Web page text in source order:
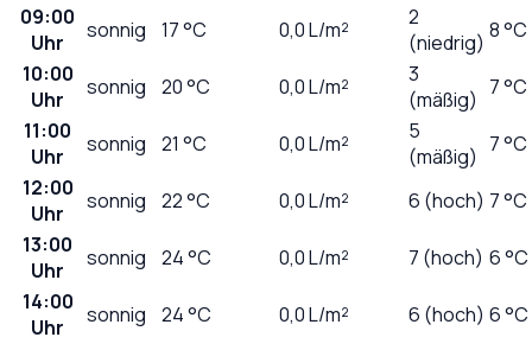
09:00
Uhr
sonnig 17°C 0,0L/m²
2
(niedrig) 8 °C
10:00
Uhr
sonnig 20°C 0,0L/m²
3
(mäßig) 7 °C
11:00
Uhr
sonnig 21 °C 0,0L/m²
5
(mäßig) 7 °C
12:00
Uhr
sonnig 22°C 0,0L/m² 6 (hoch) 7 °C
13:00
Uhr
sonnig 24°C 0,0L/m² 7 (hoch) 6 °C
14:00
Uhr
sonnig 24°C 0,0L/m² 6 (hoch) 6 °C